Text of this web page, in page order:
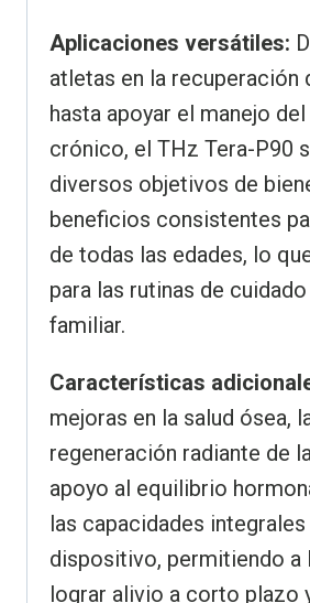
Aplicaciones versátiles:
atletas en la recuperación
hasta apoyar el manejo
crónico, el THz Tera-P90
diversos objetivos de
beneficios consistentes
de todas las edades, lo
para las rutinas de
familiar.
Características
mejoras en la salud ósea,
regeneración radiante de
apoyo al equilibrio
las capacidades
dispositivo, permitiendo a
lograr alivio a corto plazo